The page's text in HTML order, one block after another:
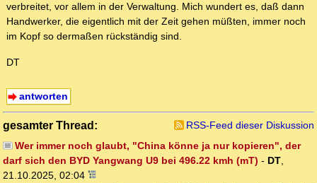
verbreitet, vor allem in der Verwaltung. Mich wundert es, daß dann
Handwerker, die eigentlich mit der Zeit gehen müßten, immer noch
im Kopf so dermaßen rückständig sind.
DT
antworten
gesamter Thread:
RSS-Feed dieser Diskussion
Wer immer noch glaubt, "China könne ja nur kopieren", der
darf sich den BYD Yangwang U9 bei 496.22 kmh (mT) - DT,
21.10.2025, 02:04